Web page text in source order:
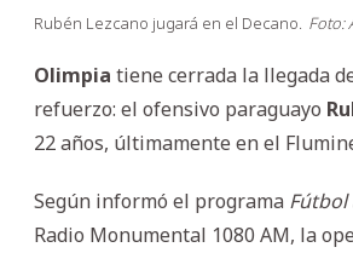
Rubén Lezcano jugará en el Decano. Foto:
Olimpia tiene cerrada la llegada
refuerzo: el ofensivo paraguayo
22 años, últimamente en el
Según informó el programa Fútbol
Radio Monumental 1080 AM, la